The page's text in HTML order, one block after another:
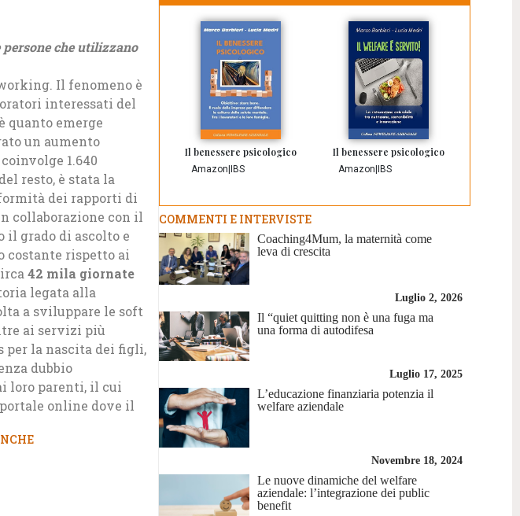
persone che utilizzano
Il fenomeno è
interessati del
quanto emerge
un aumento
1.640
resto, è stata la
dei rapporti di
collaborazione con il
il grado di ascolto e
costante rispetto ai
42 mila giornate
legata alla
a sviluppare le soft
ai servizi più
per la nascita dei figli,
dubbio
loro parenti, il cui
online dove il
Il benessere psicologico
Amazon IBS
Il benessere psicologico
Amazon IBS
COMMENTI E INTERVISTE
Coaching4Mum, la maternità come
leva di crescita
Luglio 2, 2026
Il “quiet quitting non è una fuga ma
una forma di autodifesa
Luglio 17, 2025
L’educazione finanziaria potenzia il
welfare aziendale
Novembre 18, 2024
Le nuove dinamiche del welfare
aziendale: l’integrazione dei public
benefit